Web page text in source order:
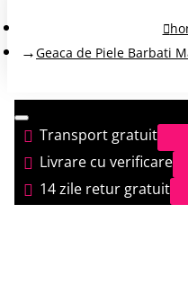
Geaca de Piele Barbati
Transport gratuit
Livrare cu verificare
14 zile retur gratuit